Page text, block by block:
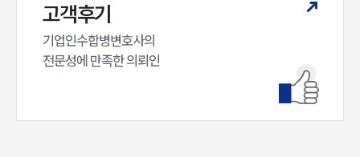
대륜법률상담예약
고객후기
기업인수합병변호사의
전문성에 만족한 의뢰인